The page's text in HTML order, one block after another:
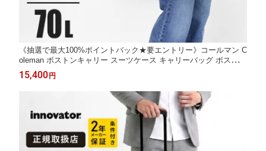
《抽選で最大100%ポイントバック★要エントリー》コールマン C
oleman ボストンキャリー スーツケース キャリーバッグ ボストン
バッグ Mサイズ 70L 4泊 5泊 軽量 2輪 旅行 出張 国内旅行 海外旅
行 各色 01411 | ブランド
15,400 円